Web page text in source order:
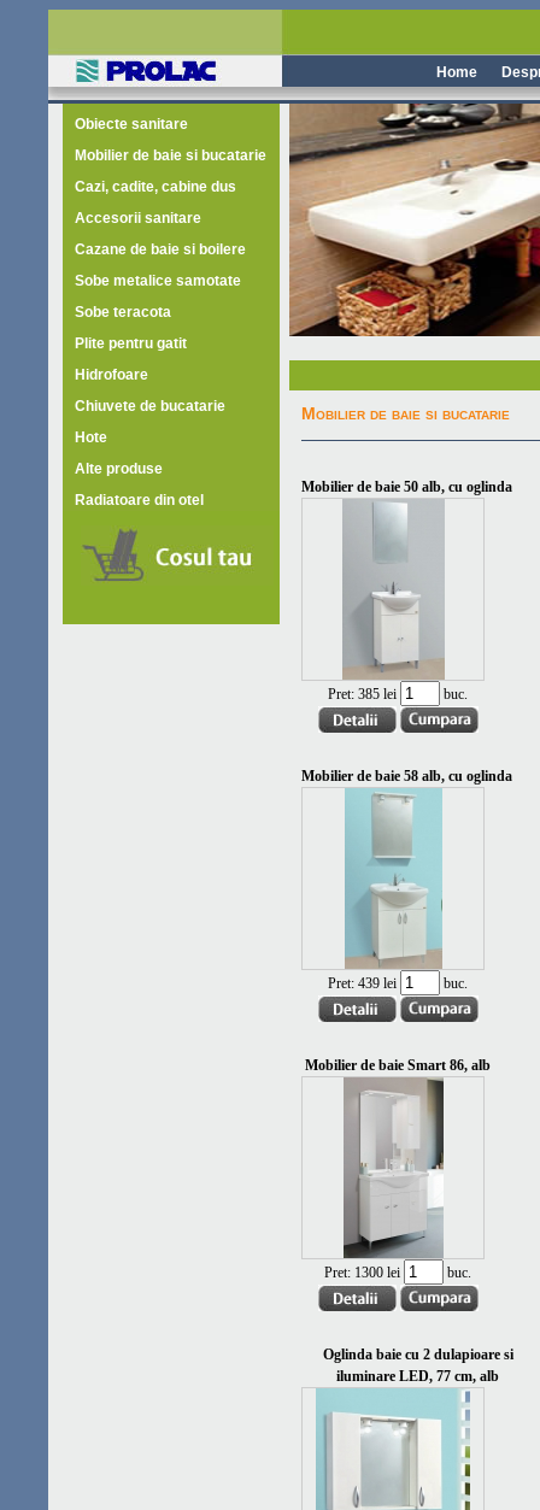
Home
Obiecte sanitare
Mobilier de baie si bucatarie
Cazi, cadite, cabine dus
Accesorii sanitare
Cazane de baie si boilere
Sobe metalice samotate
Sobe teracota
Plite pentru gatit
Hidrofoare
Chiuvete de bucatarie
Hote
Alte produse
Radiatoare din otel
Mobilier de baie si bucatarie
Mobilier de baie 50 alb, cu oglinda
Pret: 385 lei buc.
Mobilier de baie 58 alb, cu oglinda
Pret: 439 lei buc.
Mobilier de baie Smart 86, alb
Pret: 1300 lei buc.
Oglinda baie cu 2 dulapioare si
iluminare LED, 77 cm, alb